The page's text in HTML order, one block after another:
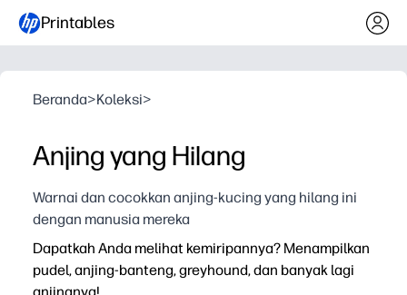
Printables
Beranda>Koleksi>
Anjing yang Hilang
Warnai dan cocokkan anjing-kucing yang hilang ini
dengan manusia mereka
Dapatkah Anda melihat kemiripannya? Menampilkan
pudel, anjing-banteng, greyhound, dan banyak lagi